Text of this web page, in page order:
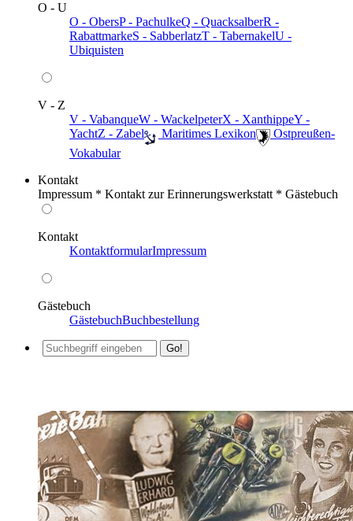
O - U
O - ObersP - PachulkeQ - QuacksalberR -
RabattmarkeS - SabberlatzT - TabernakelU -
Ubiquisten
V - Z
V - VabanqueW - WackelpeterX - XanthippeY -
YachtZ - Zabel ️ Maritimes Lexikon
️ Ostpreußen-
Vokabular
Kontakt
Impressum * Kontakt zur Erinnerungswerkstatt * Gästebuch
Kontakt
KontaktformularImpressum
Gästebuch
GästebuchBuchbestellung